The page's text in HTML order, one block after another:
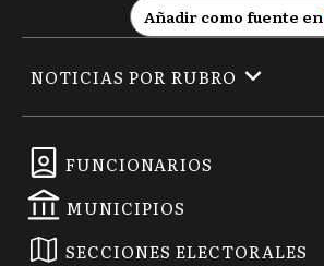
Añadir como fuente en
FUNCIONARIOS
MUNICIPIOS
SECCIONES ELECTORALES
NOTICIAS POR RUBRO